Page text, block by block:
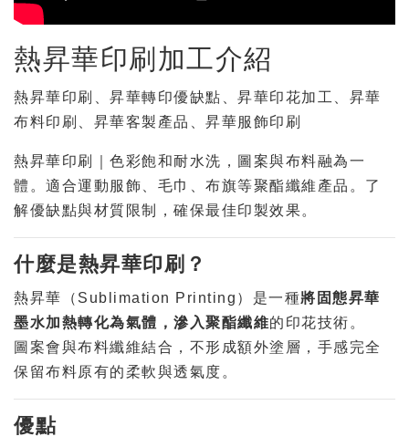
熱昇華印刷加工介紹
熱昇華印刷、昇華轉印優缺點、昇華印花加工、昇華
布料印刷、昇華客製產品、昇華服飾印刷
熱昇華印刷｜色彩飽和耐水洗，圖案與布料融為一
體。適合運動服飾、毛巾、布旗等聚酯纖維產品。了
解優缺點與材質限制，確保最佳印製效果。
什麼是熱昇華印刷？
熱昇華（Sublimation Printing）是一種將固態昇華
墨水加熱轉化為氣體，滲入聚酯纖維的印花技術。
圖案會與布料纖維結合，不形成額外塗層，手感完全
保留布料原有的柔軟與透氣度。
優點